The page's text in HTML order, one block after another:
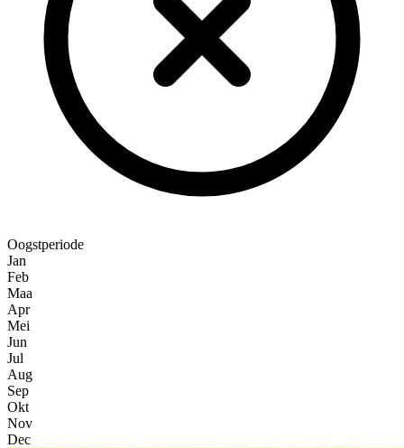
Oogstperiode
Jan
Feb
Maa
Apr
Mei
Jun
Jul
Aug
Sep
Okt
Nov
Dec